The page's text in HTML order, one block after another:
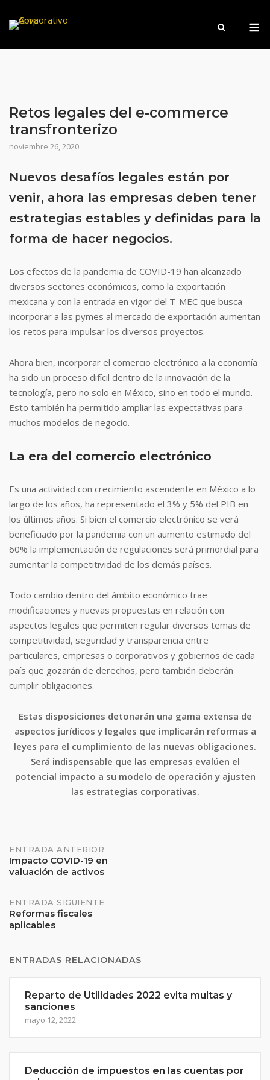
Retos legales del e-commerce
transfronterizo
noviembre 26, 2020
Nuevos desafíos legales están por
venir, ahora las empresas deben tener
estrategias estables y definidas para la
forma de hacer negocios.
Los efectos de la pandemia de COVID-19 han alcanzado
diversos sectores económicos, como la exportación
mexicana y con la entrada en vigor del T-MEC que busca
incorporar a las pymes al mercado de exportación aumentan
los retos para impulsar los diversos proyectos.
Ahora bien, incorporar el comercio electrónico a la economía
ha sido un proceso difícil dentro de la innovación de la
tecnología, pero no solo en México, sino en todo el mundo.
Esto también ha permitido ampliar las expectativas para
muchos modelos de negocio.
La era del comercio electrónico
Es una actividad con crecimiento ascendente en México a lo
largo de los años, ha representado el 3% y 5% del PIB en
los últimos años. Si bien el comercio electrónico se verá
beneficiado por la pandemia con un aumento estimado del
60% la implementación de regulaciones será primordial para
aumentar la competitividad de los demás países.
Todo cambio dentro del ámbito económico trae
modificaciones y nuevas propuestas en relación con
aspectos legales que permiten regular diversos temas de
competitividad, seguridad y transparencia entre
particulares, empresas o corporativos y gobiernos de cada
país que gozarán de derechos, pero también deberán
cumplir obligaciones.
Estas disposiciones detonarán una gama extensa de
aspectos jurídicos y legales que implicarán reformas a
leyes para el cumplimiento de las nuevas obligaciones.
Será indispensable que las empresas evalúen el
potencial impacto a su modelo de operación y ajusten
las estrategias corporativas.
Navegación
de
entradas
ENTRADA ANTERIOR
Impacto COVID-19 en
valuación de activos
ENTRADA SIGUIENTE
Reformas fiscales
aplicables
ENTRADAS RELACIONADAS
Reparto de Utilidades 2022 evita multas y
sanciones
mayo 12, 2022
Deducción de impuestos en las cuentas por